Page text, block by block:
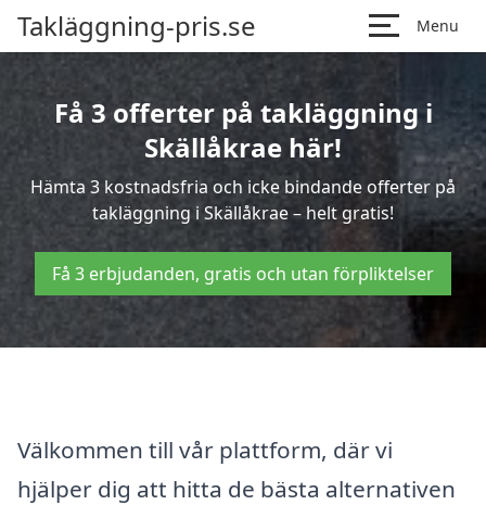
Takläggning-pris.se Menu
Få 3 offerter på takläggning i
Skällåkrae här!
Hämta 3 kostnadsfria och icke bindande offerter på
takläggning i Skällåkrae – helt gratis!
Få 3 erbjudanden, gratis och utan förpliktelser
Välkommen till vår plattform, där vi
hjälper dig att hitta de bästa alternativen